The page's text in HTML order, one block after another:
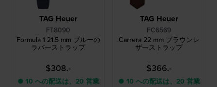
TAG Heuer
FT8090
Formula 1 21.5 mm ブルーの
ラバーストラップ
$308.-
● 10 への配送は、20 営業
TAG Heuer
FC6569
Carrera 22 mm ブラウンレ
ザーストラップ
$366.-
● 10 への配送は、20 営業